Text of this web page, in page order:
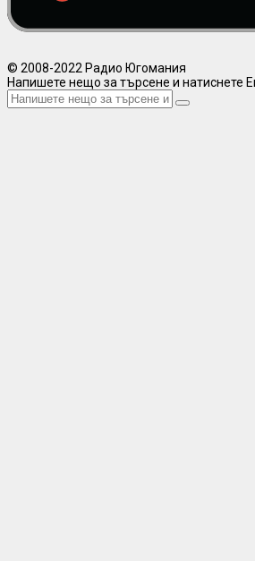
© 2008-2022 Радио Югомания
Напишете нещо за търсене и натиснете